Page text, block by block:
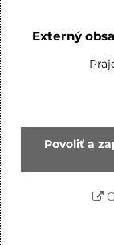
Externý
Povoliť a